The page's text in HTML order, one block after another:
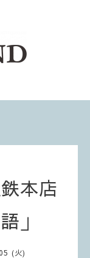
本店
」
(火)